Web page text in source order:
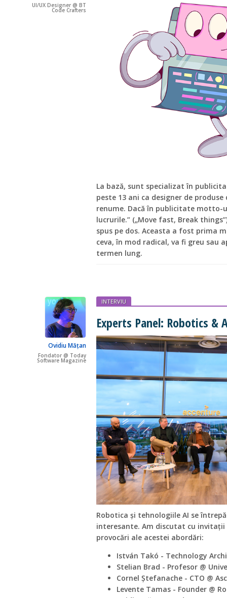
UI/UX Designer @ BT
Code Crafters
La bază, sunt specializat în
peste 13 ani ca designer de
renume. Dacă în publicitate motto-
lucrurile.” („Move fast, Break
spus pe dos. Aceasta a fost prima
ceva, în mod radical, va fi greu sau
termen lung.
Ovidiu Mățan
Fondator @ Today
Software Magazine
INTERVIU
Experts Panel: Robotics &
Robotica și tehnologiile AI se
interesante. Am discutat cu
provocări ale acestei abordări:
István Takó - Technology
Stelian Brad - Profesor @
Cornel Ștefanache - CTO @
Levente Tamas - Founder @